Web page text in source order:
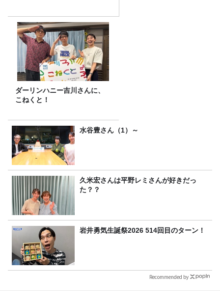
ダーリンハニー吉川さんに、
こねくと！
水谷豊さん（1）～
久米宏さんは平野レミさんが好きだっ
た？？
岩井勇気生誕祭2026 514回目のターン！
Recommended by